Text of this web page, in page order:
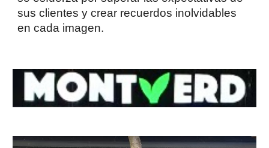
sus clientes y crear recuerdos inolvidables
en cada imagen.